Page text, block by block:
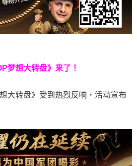
梦想大转盘》来了！
大转盘》受到热烈反响，活动宣布